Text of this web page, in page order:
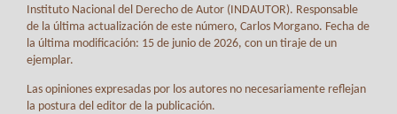
Instituto Nacional del Derecho de Autor (INDAUTOR). Responsable
de la última actualización de este número, Carlos Morgano. Fecha de
la última modificación: 15 de junio de 2026, con un tiraje de un
ejemplar.
Las opiniones expresadas por los autores no necesariamente reflejan
la postura del editor de la publicación.